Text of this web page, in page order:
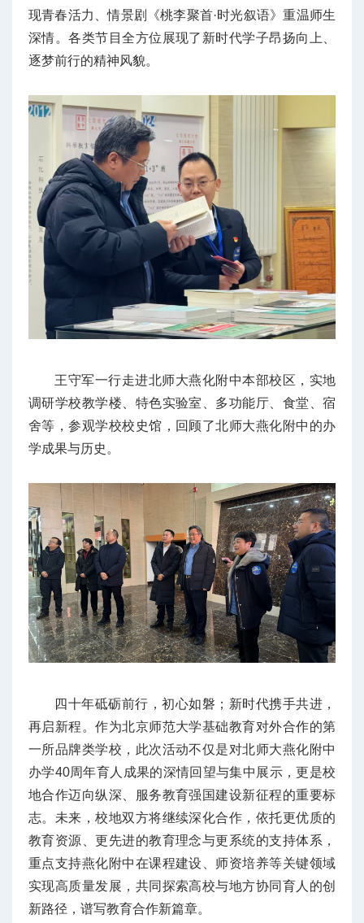
现青春活力、情景剧《桃李聚首·时光叙语》重温师生
深情。各类节目全方位展现了新时代学子昂扬向上、
逐梦前行的精神风貌。
王守军一行走进北师大燕化附中本部校区，实地
调研学校教学楼、特色实验室、多功能厅、食堂、宿
舍等，参观学校校史馆，回顾了北师大燕化附中的办
学成果与历史。
四十年砥砺前行，初心如磐；新时代携手共进，
再启新程。作为北京师范大学基础教育对外合作的第
一所品牌类学校，此次活动不仅是对北师大燕化附中
办学40周年育人成果的深情回望与集中展示，更是校
地合作迈向纵深、服务教育强国建设新征程的重要标
志。未来，校地双方将继续深化合作，依托更优质的
教育资源、更先进的教育理念与更系统的支持体系，
重点支持燕化附中在课程建设、师资培养等关键领域
实现高质量发展，共同探索高校与地方协同育人的创
新路径，谱写教育合作新篇章。